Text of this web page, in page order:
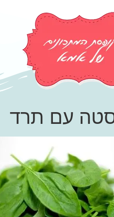
עם תרד